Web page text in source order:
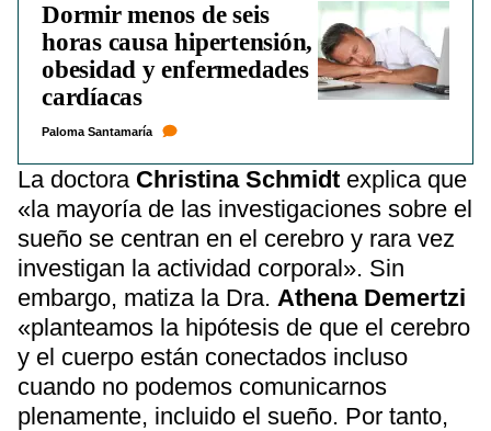
Dormir menos de seis
horas causa hipertensión,
obesidad y enfermedades
cardíacas
Paloma Santamaría
La doctoraChristina Schmidt explica que
«la mayoría de las investigaciones sobre el
sueño se centran en el cerebro y rara vez
investigan la actividad corporal». Sin
embargo, matiza la Dra. Athena Demertzi
«planteamos la hipótesis de que el cerebro
y el cuerpo están conectados incluso
cuando no podemos comunicarnos
plenamente, incluido el sueño. Por tanto,